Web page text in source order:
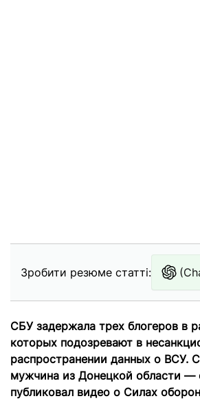
Зробити резюме статті:
СБУ задержала трех блогеров в
которых подозревают в
распространении данных о ВСУ.
мужчина из Донецкой области —
публиковал видео о Силах